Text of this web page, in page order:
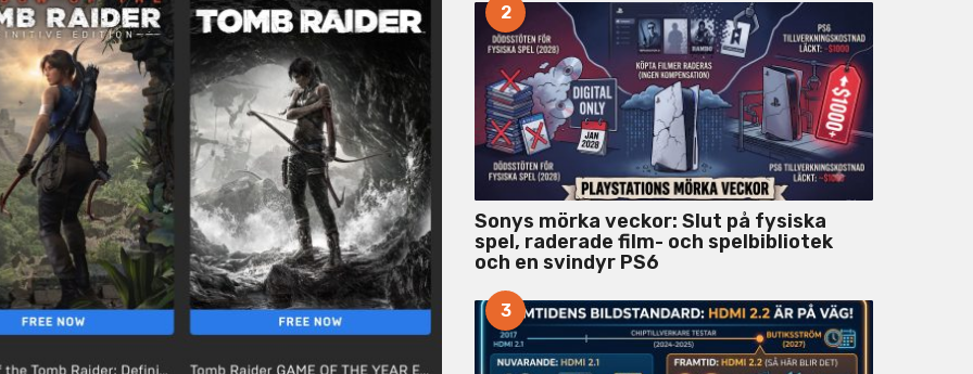
2
Sonys mörka veckor: Slut på fysiska
spel, raderade film- och spelbibliotek
och en svindyr PS6
3